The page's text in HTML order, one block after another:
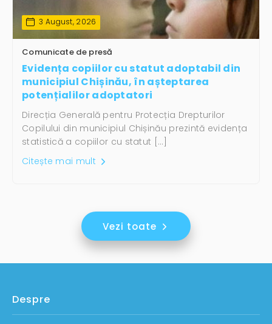
3 August, 2026
Comunicate de presă
Evidența copiilor cu statut adoptabil din
municipiul Chișinău, în așteptarea
potențialilor adoptatori
Direcția Generală pentru Protecția Drepturilor
Copilului din municipiul Chișinău prezintă evidența
statistică a copiilor cu statut […]
Citește mai mult
Vezi toate
Despre